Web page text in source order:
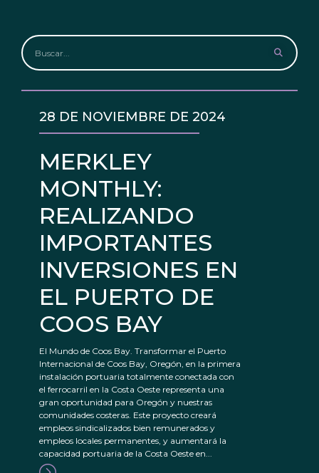
MERKLEY
MONTHLY:
REALIZANDO
IMPORTANTES
INVERSIONES EN
EL PUERTO DE
COOS BAY
28 DE NOVIEMBRE DE 2024
El Mundo de Coos Bay. Transformar el Puerto
Internacional de Coos Bay, Oregón, en la primera
instalación portuaria totalmente conectada con
el ferrocarril en la Costa Oeste representa una
gran oportunidad para Oregón y nuestras
comunidades costeras. Este proyecto creará
empleos sindicalizados bien remunerados y
empleos locales permanentes, y aumentará la
capacidad portuaria de la Costa Oeste en...